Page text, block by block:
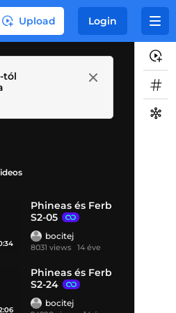
Upload Login
tól
Phineas és Ferb
S2-05
bocitej
8031 views 14 éve
Phineas és Ferb
S2-24
bocitej